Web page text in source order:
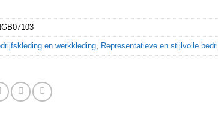
en werkkleding, Representatieve en stijlvolle